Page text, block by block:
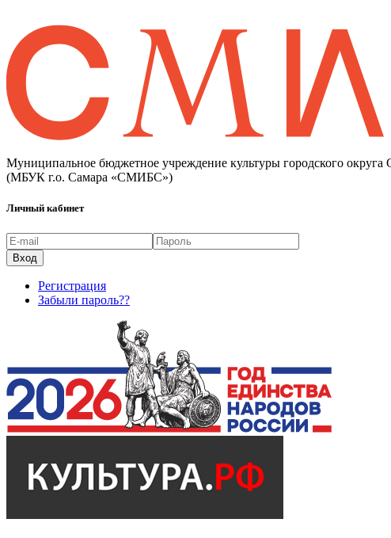
Муниципальное бюджетное учреждение культуры городского
(МБУК г.о. Самара «СМИБС»)
Личный кабинет
Регистрация
Забыли пароль??